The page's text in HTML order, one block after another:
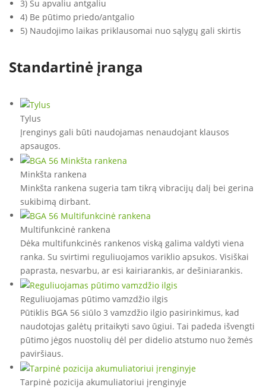
3) Su apvaliu antgaliu
4) Be pūtimo priedo/antgalio
5) Naudojimo laikas priklausomai nuo sąlygų gali skirtis
Standartinė įranga
Tylus
Įrenginys gali būti naudojamas nenaudojant klausos
apsaugos.
Minkšta rankena
Minkšta rankena sugeria tam tikrą vibracijų dalį bei gerina
sukibimą dirbant.
Multifunkcinė rankena
Dėka multifunkcinės rankenos viską galima valdyti viena
ranka. Su svirtimi reguliuojamos variklio apsukos. Visiškai
paprasta, nesvarbu, ar esi kairiarankis, ar dešiniarankis.
Reguliuojamas pūtimo vamzdžio ilgis
Pūtiklis BGA 56 siūlo 3 vamzdžio ilgio pasirinkimus, kad
naudotojas galėtų pritaikyti savo ūgiui. Tai padeda išvengti
pūtimo jėgos nuostolių dėl per didelio atstumo nuo žemės
paviršiaus.
Tarpinė pozicija akumuliatoriui įrenginyje